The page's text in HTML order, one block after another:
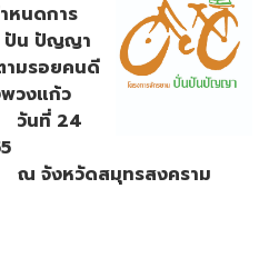
หนดการ
ปัน ปัญญา
มรอยคนดี
วงแก้ว
มุทรสงคราม